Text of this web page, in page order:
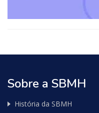
Sobre a SBMH
História da SBMH